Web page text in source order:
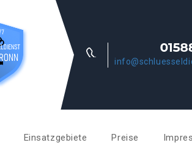
Einsatzgebiete Preise